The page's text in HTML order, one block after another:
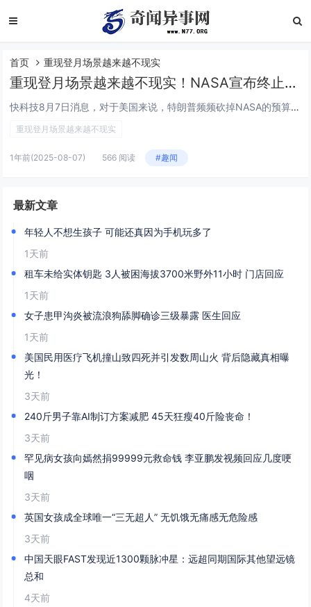
首页 重现登月场景越来越不现实
重现登月场景越来越不现实！NASA宣布终止月球开拓者探测任务
快科技8月7日消息，对于美国来说，特朗普频频砍掉NASA的预算，这也让他们一些计划不得不推迟或者取消。据外媒报道称，美国国家航空航天局（NASA）发表声明，宣布“月球开拓者”（Lunar Trailblazer）号探测器的任务已于7月31日...
重现登月场景越来越不现实
1年前(2025-08-07) 566 阅读 #趣闻
最新文章
年轻人不想生孩子 可能还真因为手机玩多了
1天前
租车未给实体钥匙 3人被困海拔3700米野外11小时 门店回应
1天前
女子患甲沟炎被流浪狗舔脚确诊三级暴露 医生回应
1天前
美国民用医疗飞机撞山致四死并引发数周山火 背后隐藏真相曝
光！
3天前
240斤男子靠AI制订方案减肥 45天狂瘦40斤险丧命！
3天前
罕见病女孩向嫣然捐99999元救命钱 李亚鹏发视频回应几度哽
咽
3天前
英国女孩成全球唯一“三无超人” 无饥饿无痛感无危险感
3天前
中国天眼FAST发现近1300颗脉冲星：远超同期国际其他望远镜
总和
4天前